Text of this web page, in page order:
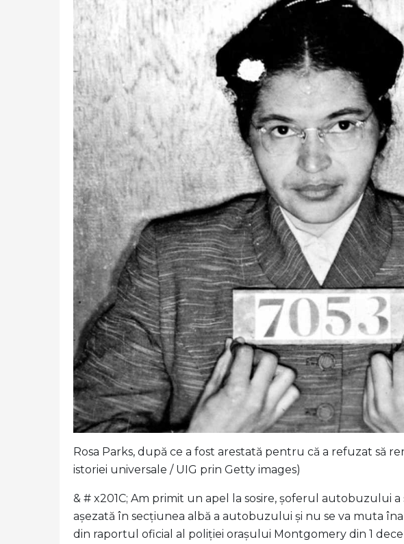
Rosa Parks, după ce a fost arestată pentru că a refuzat să
istoriei universale / UIG prin Getty images)
& # x201C; Am primit un apel la sosire, șoferul autobuzului
așezată în secțiunea albă a autobuzului și nu se va muta
din raportul oficial al poliției orașului Montgomery din 1